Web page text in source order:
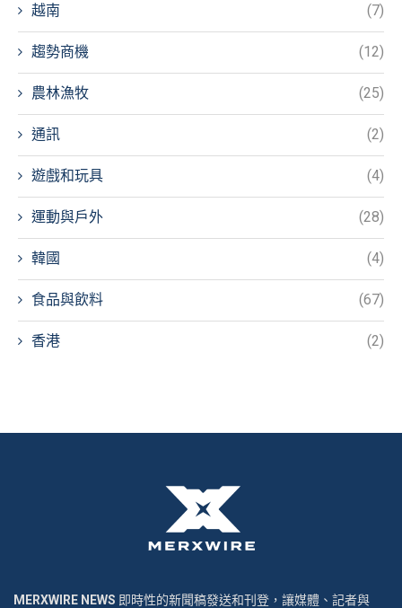
越南 (7)
趨勢商機 (12)
農林漁牧 (25)
通訊 (2)
遊戲和玩具 (4)
運動與戶外 (28)
韓國 (4)
食品與飲料 (67)
香港 (2)
MERXWIRE NEWS 即時性的新聞稿發送和刊登，讓媒體、記者與